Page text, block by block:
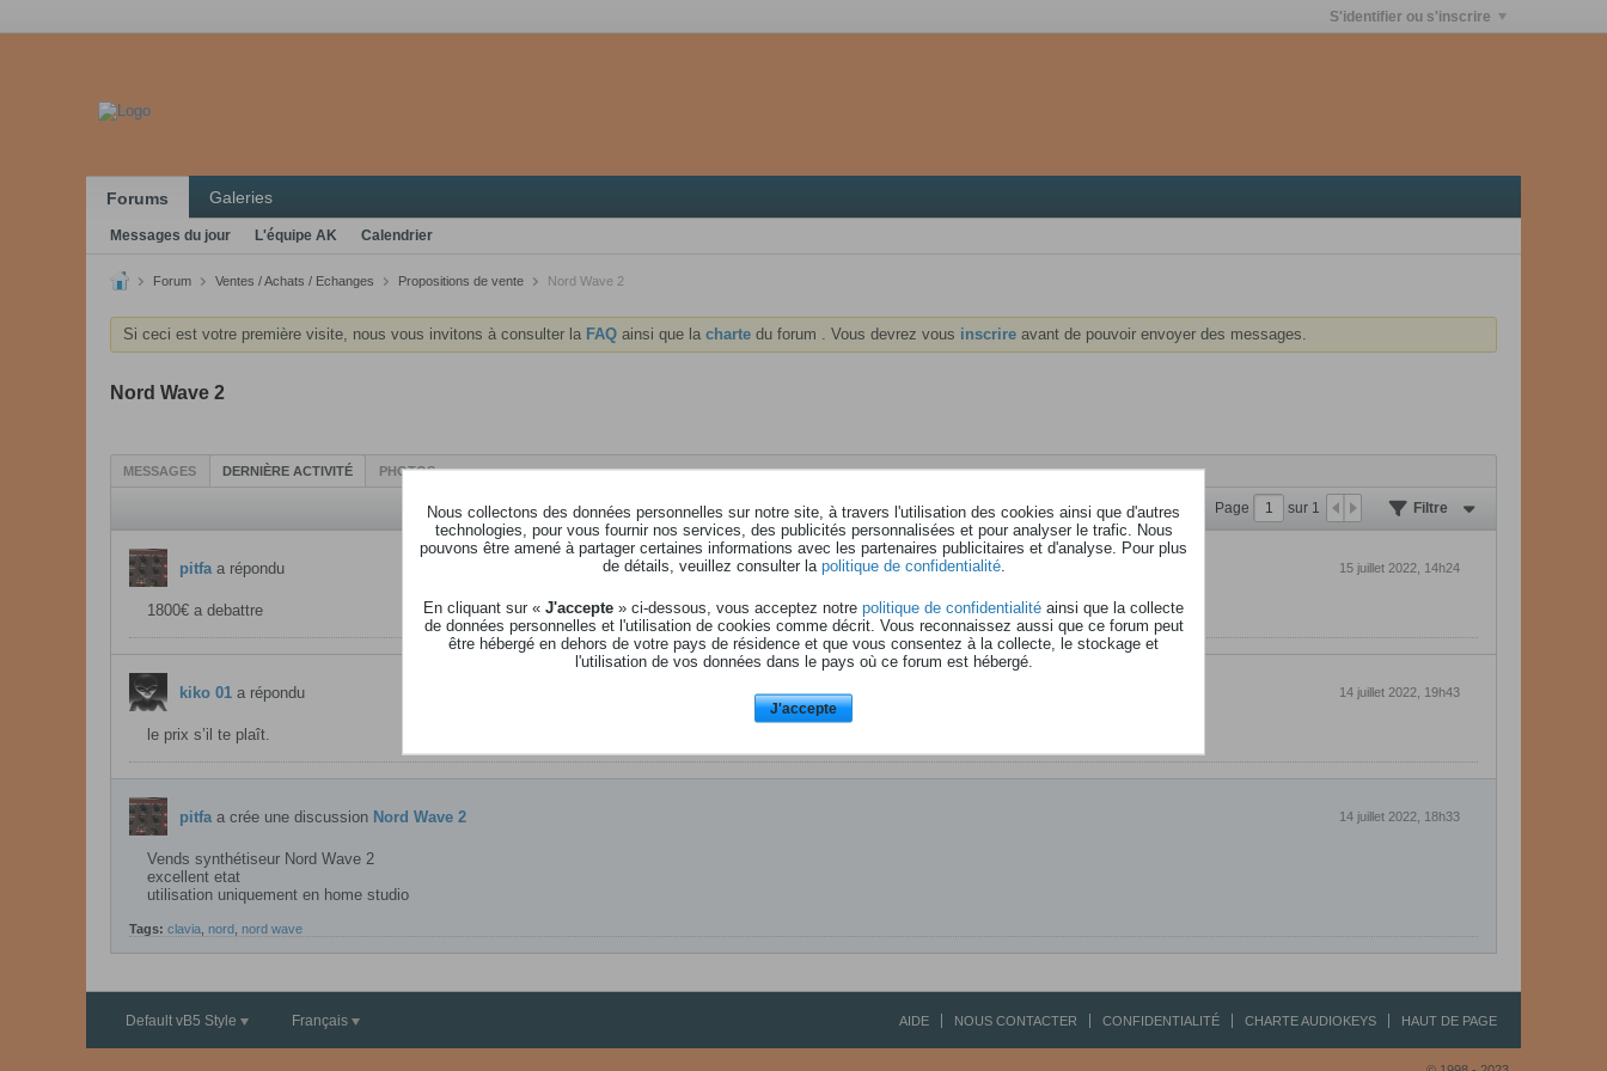
S'identifier ou s'inscrire
Forums Galeries
Messages du jour L'équipe AK Calendrier
Forum Ventes / Achats / Echanges Propositions de vente Nord Wave 2
Si ceci est votre première visite, nous vous invitons à consulter la FAQ ainsi que la charte du forum . Vous devrez vous inscrire avant de pouvoir envoyer des messages.
Nord Wave 2
MESSAGES DERNIÈRE ACTIVITÉ PHOTOS
Page sur 1 Filtre
pitfaa répondu 15 juillet 2022, 14h24
1800€ a debattre
kiko 01 a répondu 14 juillet 2022, 19h43
le prix s’il te plaît.
pitfaa crée une discussion Nord Wave 2 14 juillet 2022, 18h33
Vends synthétiseur Nord Wave 2
excellent etat
utilisation uniquement en home studio
Tags: clavia nord nord wave
Default vB5 Style Français AIDE NOUS CONTACTER CONFIDENTIALITÉ CHARTE AUDIOKEYS HAUT DE PAGE
Nous collectons des données personnelles sur notre site, à travers l'utilisation des cookies ainsi que d'autres
technologies, pour vous fournir nos services, des publicités personnalisées et pour analyser le trafic. Nous
pouvons être amené à partager certaines informations avec les partenaires publicitaires et d'analyse. Pour plus
de détails, veuillez consulter la politique de confidentialité.
En cliquant sur « J'accepte » ci-dessous, vous acceptez notre politique de confidentialité ainsi que la collecte
de données personnelles et l'utilisation de cookies comme décrit. Vous reconnaissez aussi que ce forum peut
être hébergé en dehors de votre pays de résidence et que vous consentez à la collecte, le stockage et
l'utilisation de vos données dans le pays où ce forum est hébergé.
J'accepte